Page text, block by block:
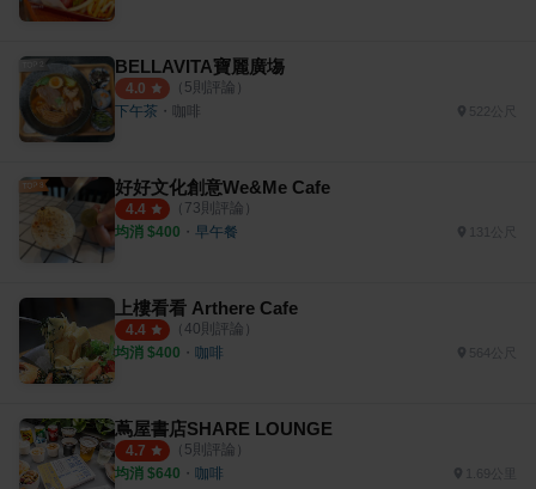
BELLAVITA寶麗廣塲
4.0 （ 5則評論）
下午茶 ・ 咖啡 522公尺
好好文化創意We&Me Cafe
4.4 （ 73則評論）
均消 $400 ・ 早午餐
上樓看看 Arthere Cafe
4.4 （ 40則評論）
均消 $400 ・ 咖啡 564公尺
蔦屋書店SHARE LOUNGE
4.7 （ 5則評論）
均消 $640 ・ 咖啡 1.69公里